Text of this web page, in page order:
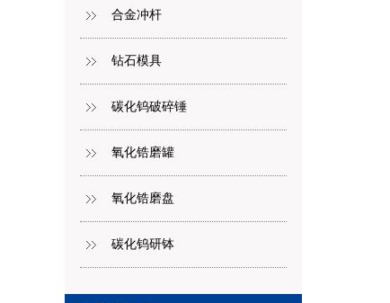
合金冲杆
钻石模具
碳化钨破碎锤
氧化锆磨罐
氧化锆磨盘
碳化钨研钵